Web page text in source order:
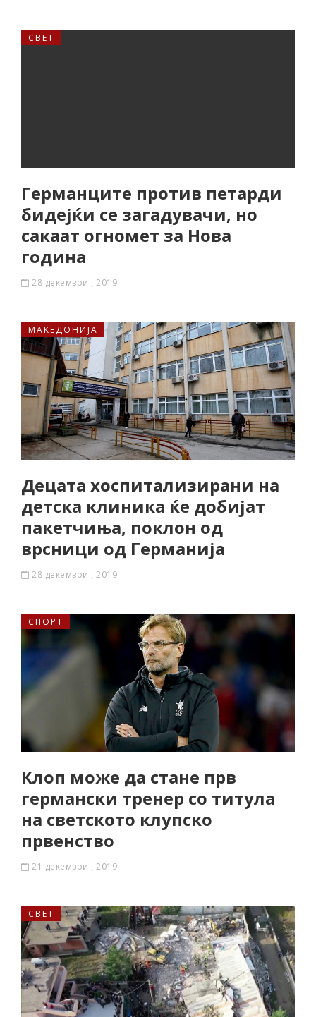
СВЕТ
Германците против петарди
бидејќи се загадувачи, но
сакаат огномет за Нова
година
28 декември , 2019
МАКЕДОНИЈА
Децата хоспитализирани на
детска клиника ќе добијат
пакетчиња, поклон од
врсници од Германија
28 декември , 2019
СПОРТ
Клоп може да стане прв
германски тренер со титула
на светското клупско
првенство
21 декември , 2019
СВЕТ